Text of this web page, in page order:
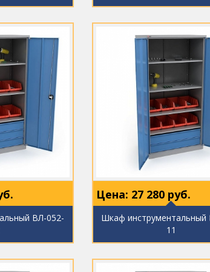
ВЛ-052-
Цена: 27 280 руб.
Шкаф инструментальный
11